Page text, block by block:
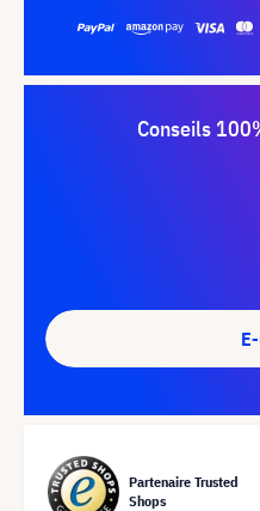
Conseils
Partenaire Trusted
Shops